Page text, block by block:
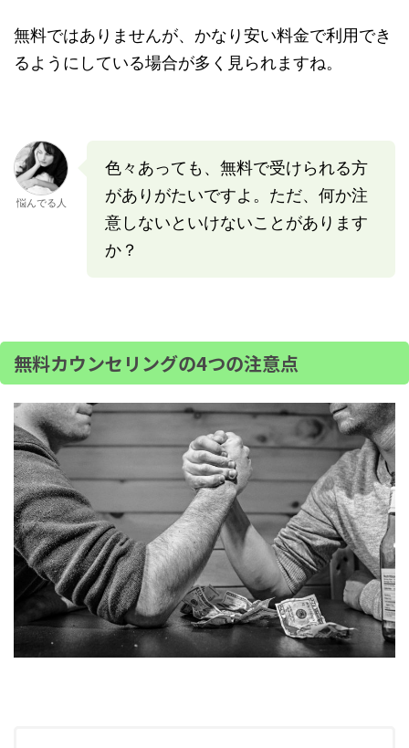
無料ではありませんが、かなり安い料金で利用でき
るようにしている場合が多く見られますね。
悩んでる人
色々あっても、無料で受けられる方
がありがたいですよ。ただ、何か注
意しないといけないことがあります
か？
無料カウンセリングの4つの注意点